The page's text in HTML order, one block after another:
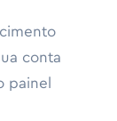
conta
painel